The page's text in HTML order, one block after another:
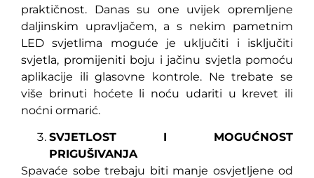
praktičnost. Danas su one uvijek opremljene
daljinskim upravljačem, a s nekim pametnim
LED svjetlima moguće je uključiti i isključiti
svjetla, promijeniti boju i jačinu svjetla pomoću
aplikacije ili glasovne kontrole. Ne trebate se
više brinuti hoćete li noću udariti u krevet ili
noćni ormarić.
SVJETLOST I MOGUĆNOST
PRIGUŠIVANJA
Spavaće sobe trebaju biti manje osvjetljene od